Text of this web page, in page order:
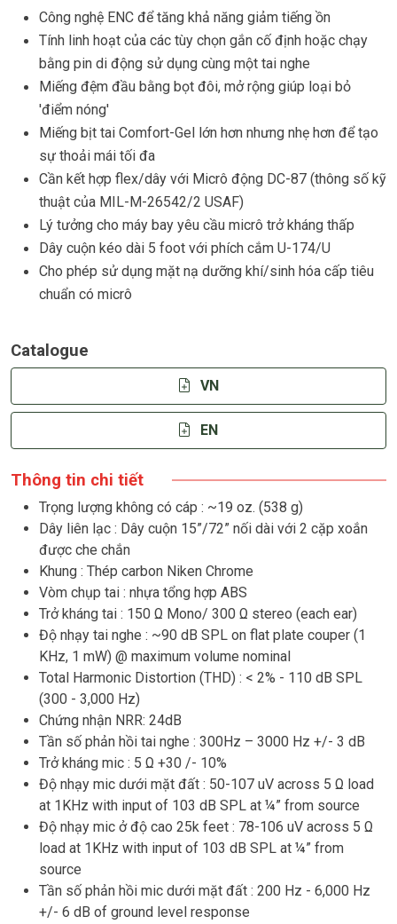
Công nghệ ENC để tăng khả năng giảm tiếng ồn
Tính linh hoạt của các tùy chọn gắn cố định hoặc chạy
bằng pin di động sử dụng cùng một tai nghe
Miếng đệm đầu bằng bọt đôi, mở rộng giúp loại bỏ
'điểm nóng'
Miếng bịt tai Comfort-Gel lớn hơn nhưng nhẹ hơn để tạo
sự thoải mái tối đa
Cần kết hợp flex/dây với Micrô động DC-87 (thông số kỹ
thuật của MIL-M-26542/2 USAF)
Lý tưởng cho máy bay yêu cầu micrô trở kháng thấp
Dây cuộn kéo dài 5 foot với phích cắm U-174/U
Cho phép sử dụng mặt nạ dưỡng khí/sinh hóa cấp tiêu
chuẩn có micrô
Catalogue
VN
EN
Thông tin chi tiết
Trọng lượng không có cáp : ~19 oz. (538 g)
Dây liên lạc : Dây cuộn 15”/72” nối dài với 2 cặp xoắn
được che chắn
Khung : Thép carbon Niken Chrome
Vòm chụp tai : nhựa tổng hợp ABS
Trở kháng tai : 150 Ω Mono/ 300 Ω stereo (each ear)
Độ nhạy tai nghe : ~90 dB SPL on flat plate couper (1
KHz, 1 mW) @ maximum volume nominal
Total Harmonic Distortion (THD) : < 2% - 110 dB SPL
(300 - 3,000 Hz)
Chứng nhận NRR: 24dB
Tần số phản hồi tai nghe : 300Hz – 3000 Hz +/- 3 dB
Trở kháng mic : 5 Ω +30 /- 10%
Độ nhạy mic dưới mặt đất : 50-107 uV across 5 Ω load
at 1KHz with input of 103 dB SPL at ¼” from source
Độ nhạy mic ở độ cao 25k feet : 78-106 uV across 5 Ω
load at 1KHz with input of 103 dB SPL at ¼” from
source
Tần số phản hồi mic dưới mặt đất : 200 Hz - 6,000 Hz
+/- 6 dB of ground level response